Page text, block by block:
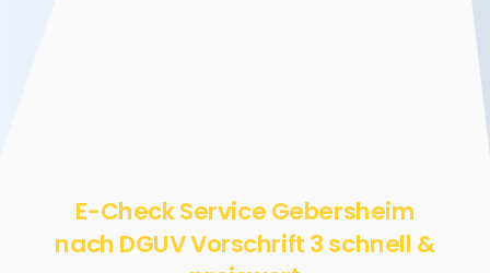
E-Check Service Gebersheim
nach DGUV Vorschrift 3 schnell &